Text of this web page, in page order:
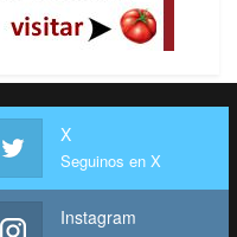
contratada
Partners, algo
que pueda dejar al
frente a sus
más
Donroe” que ha
X
Seguinos en X
Instagram